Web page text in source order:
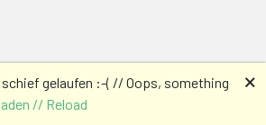
gelaufen :-( // Oops, something
// Reload
🗙